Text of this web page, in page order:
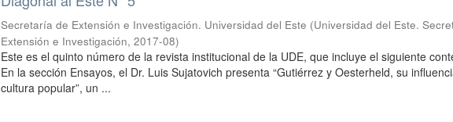
Secretaría de Extensión e Investigación. Universidad del Este (Universidad del Este.
Extensión e Investigación,2017-08)
Este es el quinto número de la revista institucional de la UDE, que incluye el siguiente
En la sección Ensayos, el Dr. Luis Sujatovich presenta “Gutiérrez y Oesterheld, su
cultura popular”, un ...